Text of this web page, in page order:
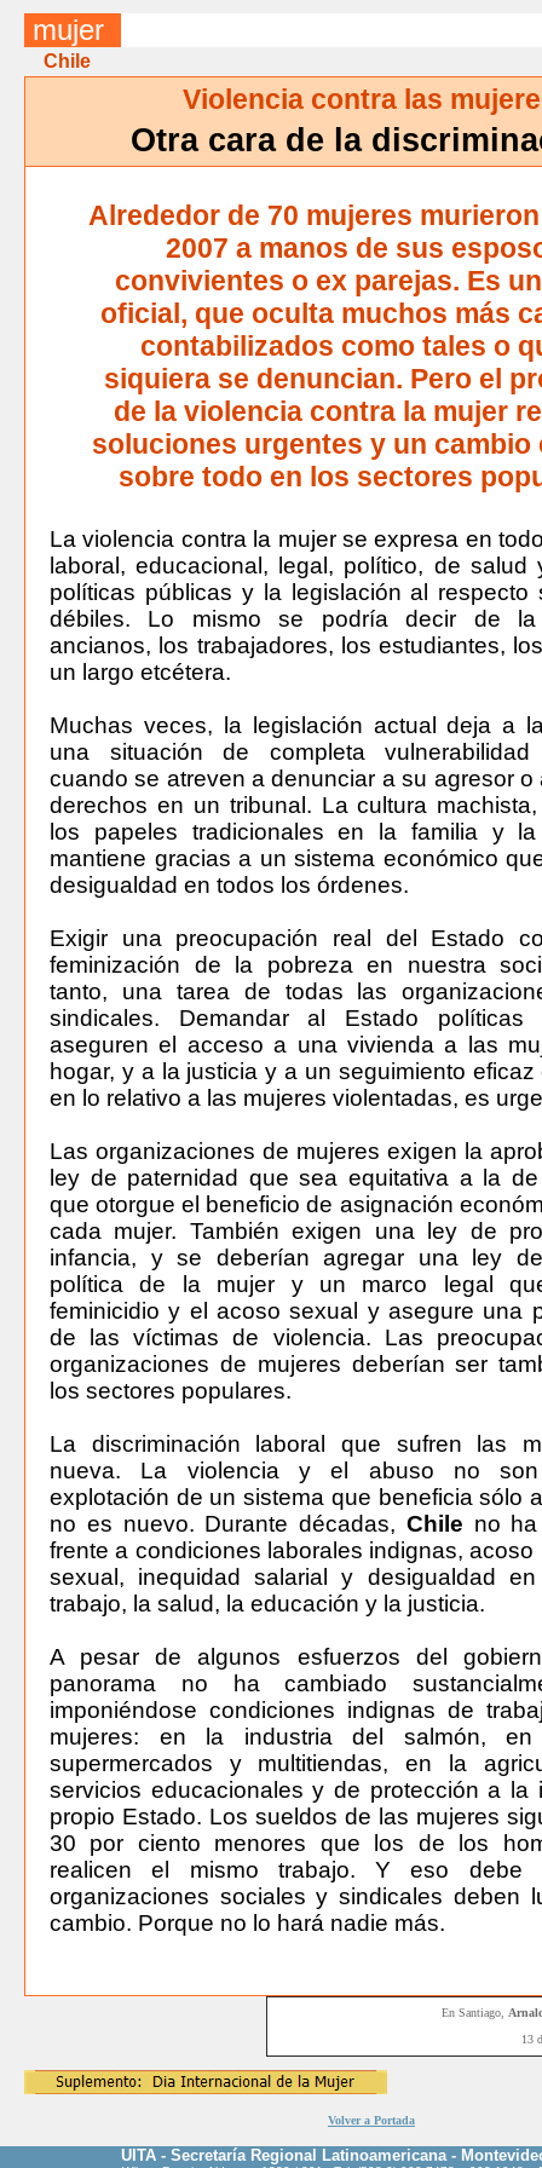
mujer
Chile
Violencia contra las
Otra cara de la
Alrededor de 70 mujeres
2007 a manos de sus
convivientes o ex parejas. Es
oficial, que oculta muchos más
contabilizados como tales o
siquiera se denuncian. Pero el
de la violencia contra la mujer
soluciones urgentes y un cambio
sobre todo en los sectores
La violencia contra la mujer se expresa en
laboral, educacional, legal, político, de salud
políticas públicas y la legislación al respecto
débiles. Lo mismo se podría decir de la
ancianos, los trabajadores, los estudiantes,
un largo etcétera.
Muchas veces, la legislación actual deja a
una situación de completa
cuando se atreven a denunciar a su agresor o
derechos en un tribunal. La cultura
los papeles tradicionales en la familia y
mantiene gracias a un sistema económico
desigualdad en todos los órdenes.
Exigir una preocupación real del Estado
feminización de la pobreza en nuestra
tanto, una tarea de todas las
sindicales. Demandar al Estado políticas
aseguren el acceso a una vivienda a las
hogar, y a la justicia y a un seguimiento
en lo relativo a las mujeres violentadas, es
Las organizaciones de mujeres exigen la
ley de paternidad que sea equitativa a la
que otorgue el beneficio de asignación
cada mujer. También exigen una ley de
infancia, y se deberían agregar una ley
política de la mujer y un marco legal
feminicidio y el acoso sexual y asegure una
de las víctimas de violencia. Las
organizaciones de mujeres deberían ser
los sectores populares.
La discriminación laboral que sufren las
nueva. La violencia y el abuso no
explotación de un sistema que beneficia sólo
no es nuevo. Durante décadas, Chile no
frente a condiciones laborales indignas, acoso
sexual, inequidad salarial y desigualdad
trabajo, la salud, la educación y la justicia.
A pesar de algunos esfuerzos del
panorama no ha cambiado
imponiéndose condiciones indignas de
mujeres: en la industria del salmón,
supermercados y multitiendas, en la
servicios educacionales y de protección a la
propio Estado. Los sueldos de las mujeres
30 por ciento menores que los de los
realicen el mismo trabajo. Y eso debe
organizaciones sociales y sindicales deben
cambio. Porque no lo hará nadie más.
En Santiago
13
Volver a Portada
UITA - Secretaría Regional Latinoamericana -